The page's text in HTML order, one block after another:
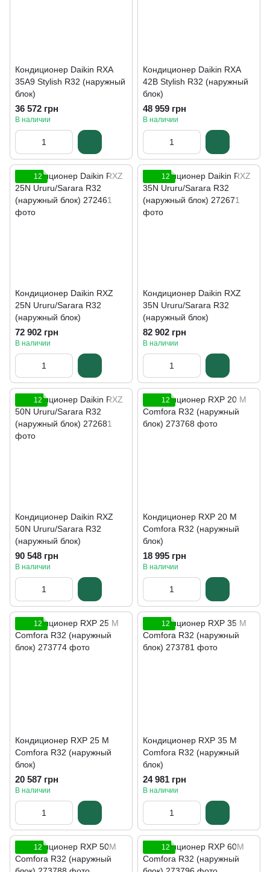
Кондиционер Daikin RXA
35A9 Stylish R32 (наружный
блок)
36 572 грн
В наличии
Кондиционер Daikin RXA
42B Stylish R32 (наружный
блок)
48 959 грн
В наличии
12
Кондиционер Daikin RXZ
25N Ururu/Sarara R32
(наружный блок)
72 902 грн
В наличии
12
Кондиционер Daikin RXZ
35N Ururu/Sarara R32
(наружный блок)
82 902 грн
В наличии
12
Кондиционер Daikin RXZ
50N Ururu/Sarara R32
(наружный блок)
90 548 грн
В наличии
12
Кондиционер RXP 20 M
Comfora R32 (наружный
блок)
18 995 грн
В наличии
12
Кондиционер RXP 25 M
Comfora R32 (наружный
блок)
20 587 грн
В наличии
12
Кондиционер RXP 35 M
Comfora R32 (наружный
блок)
24 981 грн
В наличии
12 12